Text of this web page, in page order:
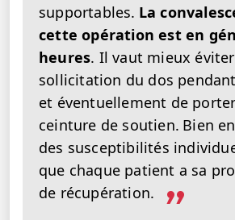
supportables. La
cette opération est en
heures. Il vaut mieux
sollicitation du dos
et éventuellement de
ceinture de soutien. Bien
des susceptibilités
que chaque patient a sa
de récupération.